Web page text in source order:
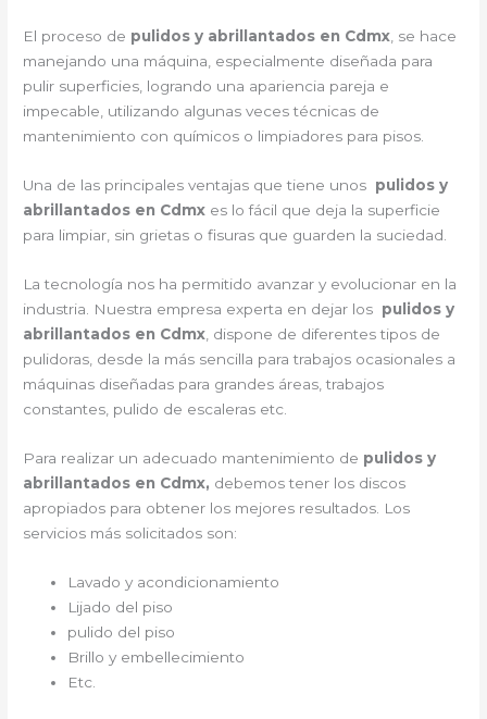
El proceso de pulidos y abrillantados en Cdmx , se hace
manejando una máquina, especialmente diseñada para
pulir superficies, logrando una apariencia pareja e
impecable, utilizando algunas veces técnicas de
mantenimiento con químicos o limpiadores para pisos.
Una de las principales ventajas que tiene unos pulidos y
abrillantados en Cdmx es lo fácil que deja la superficie
para limpiar, sin grietas o fisuras que guarden la suciedad.
La tecnología nos ha permitido avanzar y evolucionar en la
industria. Nuestra empresa experta en dejar los pulidos y
abrillantados en Cdmx , dispone de diferentes tipos de
pulidoras, desde la más sencilla para trabajos ocasionales a
máquinas diseñadas para grandes áreas, trabajos
constantes, pulido de escaleras etc.
Para realizar un adecuado mantenimiento de pulidos y
abrillantados en Cdmx, debemos tener los discos
apropiados para obtener los mejores resultados. Los
servicios más solicitados son:
Lavado y acondicionamiento
Lijado del piso
pulido del piso
Brillo y embellecimiento
Etc.